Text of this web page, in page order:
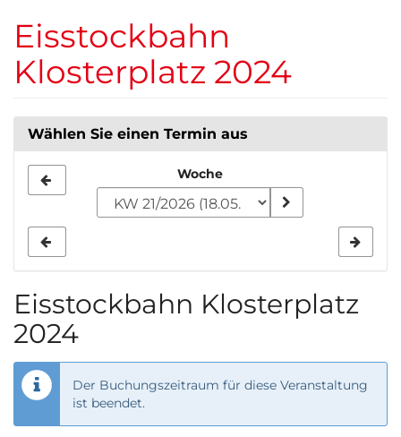
Haupt-
Inhalt
springen
Eisstockbahn
Klosterplatz 2024
Wählen Sie einen Termin aus
zur
Woche
Eisstockbahn Klosterplatz
2024
Der Buchungszeitraum für diese Veranstaltung
ist beendet.